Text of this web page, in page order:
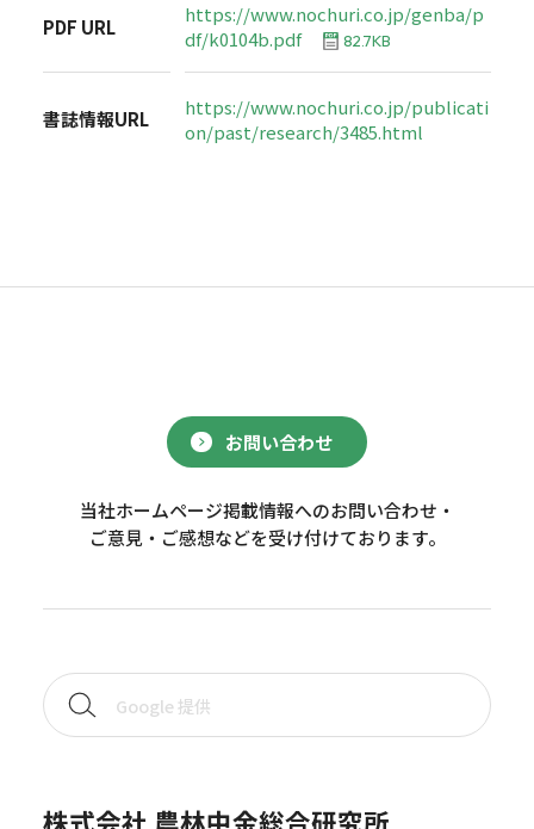
PDF URL
https://www.nochuri.co.jp/genba/p
df/k0104b.pdf
82.7KB
書誌情報URL
https://www.nochuri.co.jp/publicati
on/past/research/3485.html
お問い合わせ
当社ホームページ掲載情報へのお問い合わせ・
ご意見・ご感想などを受け付けております。
株式会社 農林中金総合研究所